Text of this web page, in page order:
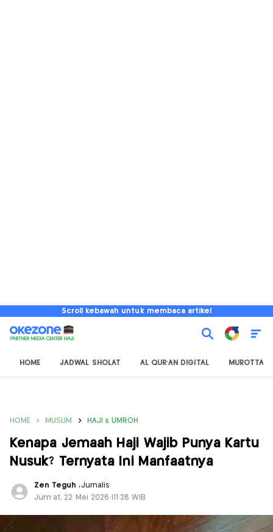
Scroll kebawah untuk membaca artikel
HOME JADWAL SHOLAT AL QUR'AN DIGITAL MUROTTAL
HOME MUSLIM HAJI & UMROH
Kenapa Jemaah Haji Wajib Punya Kartu
Nusuk? Ternyata Ini Manfaatnya
Zen Teguh,Jurnalis
Jum'at, 22 Mei 2026 |11:28 WIB